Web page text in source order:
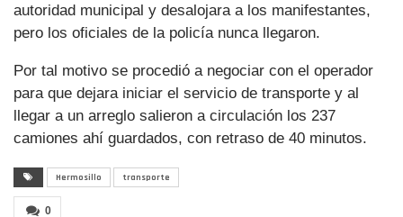
autoridad municipal y desalojara a los manifestantes,
pero los oficiales de la policía nunca llegaron.
Por tal motivo se procedió a negociar con el operador
para que dejara iniciar el servicio de transporte y al
llegar a un arreglo salieron a circulación los 237
camiones ahí guardados, con retraso de 40 minutos.
Hermosillo transporte
0